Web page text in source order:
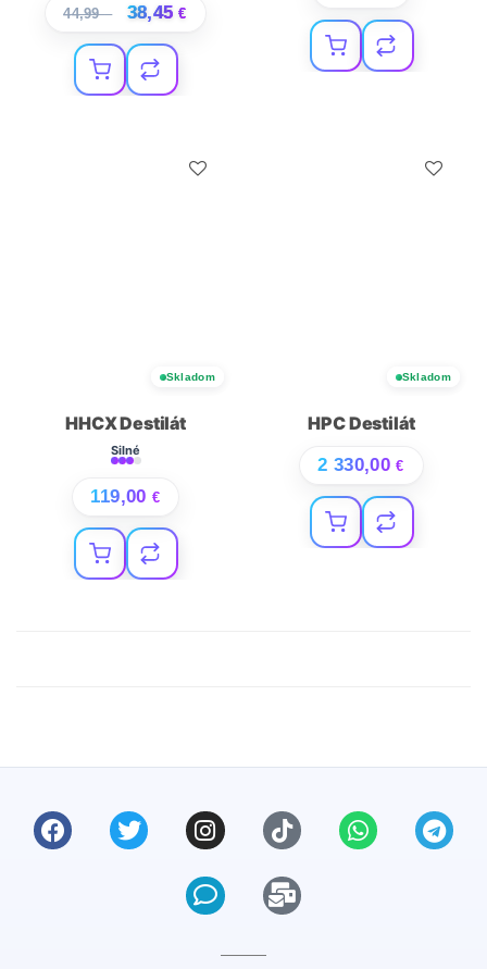
44,99€ 38,45€
Skladom
HHCX Destilát
Silné
119,00 €
Skladom
HPC Destilát
2 330,00€